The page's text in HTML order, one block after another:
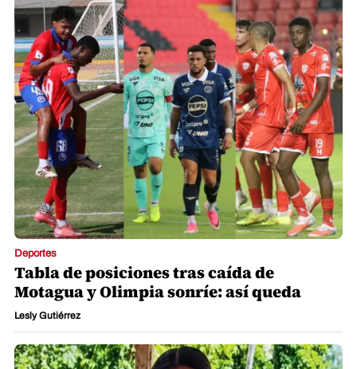
Deportes
Tabla de posiciones tras caída de
Motagua y Olimpia sonríe: así queda
Lesly Gutiérrez